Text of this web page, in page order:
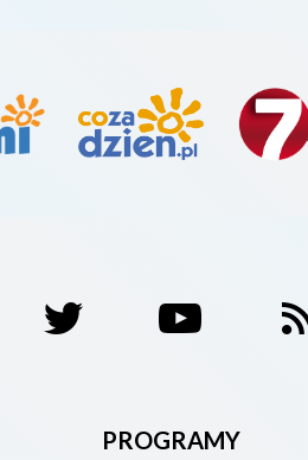
PROGRAMY